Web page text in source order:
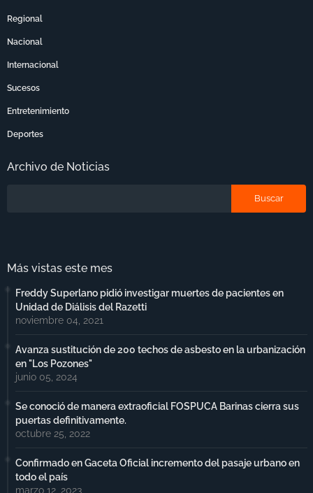
Regional
Nacional
Internacional
Sucesos
Entretenimiento
Deportes
Archivo de Noticias
Más vistas este mes
Freddy Superlano pidió investigar muertes de pacientes en
Unidad de Diálisis del Razetti
noviembre 04, 2021
Avanza sustitución de 200 techos de asbesto en la urbanización
en "Los Pozones"
junio 05, 2024
Se conoció de manera extraoficial FOSPUCA Barinas cierra sus
puertas definitivamente.
octubre 25, 2022
Confirmado en Gaceta Oficial incremento del pasaje urbano en
todo el país
marzo 12, 2023